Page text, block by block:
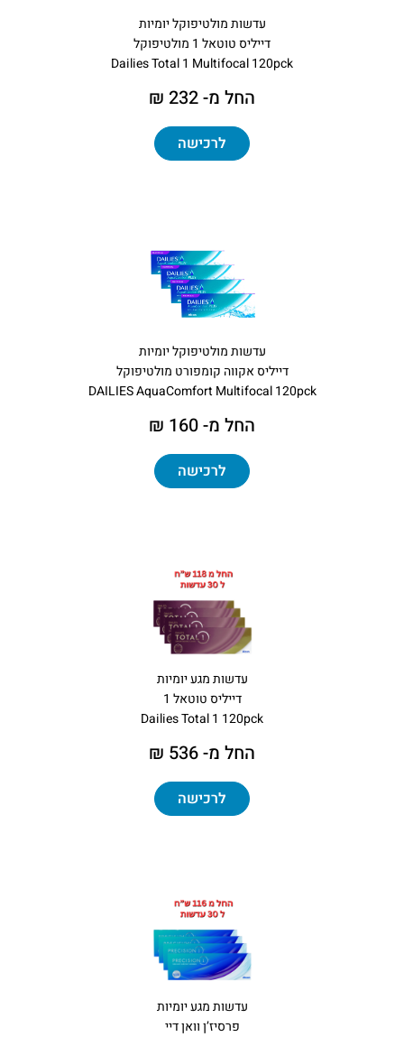
עדשות מולטיפוקל יומיות
דייליס טוטאל 1 מולטיפוקל
Dailies Total 1 Multifocal 120pck
החל מ- 232 ₪
לרכישה
עדשות מולטיפוקל יומיות
דייליס אקווה קומפורט מולטיפוקל
DAILIES AquaComfort Multifocal 120pck
החל מ- 160 ₪
לרכישה
עדשות מגע יומיות
דייליס טוטאל 1
Dailies Total 1 120pck
החל מ- 536 ₪
לרכישה
עדשות מגע יומיות
פרסיז’ן וואן דיי